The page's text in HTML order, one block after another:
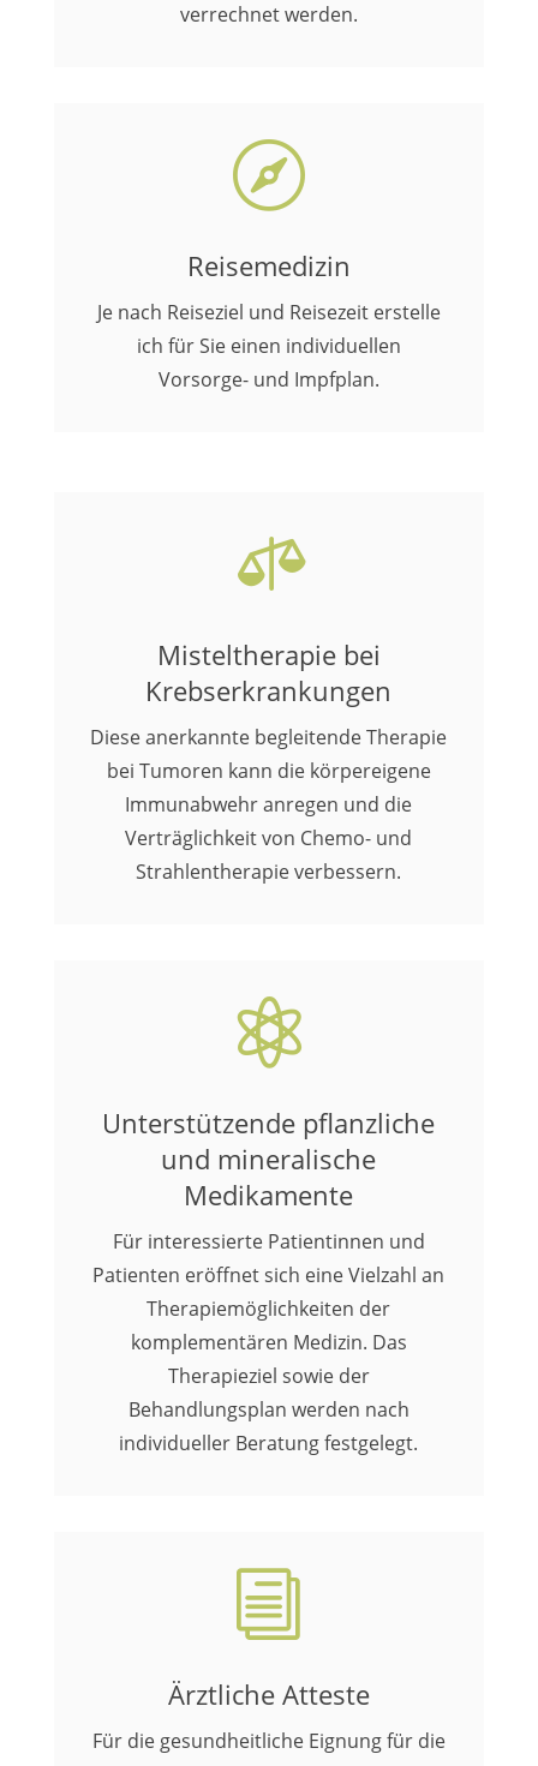
verrechnet werden.

Reisemedizin
Je nach Reiseziel und Reisezeit erstelle
ich für Sie einen individuellen
Vorsorge- und Impfplan.

Misteltherapie bei
Krebserkrankungen
Diese anerkannte begleitende Therapie
bei Tumoren kann die körpereigene
Immunabwehr anregen und die
Verträglichkeit von Chemo- und
Strahlentherapie verbessern.

Unterstützende pflanzliche
und mineralische
Medikamente
Für interessierte Patientinnen und
Patienten eröffnet sich eine Vielzahl an
Therapiemöglichkeiten der
komplementären Medizin. Das
Therapieziel sowie der
Behandlungsplan werden nach
individueller Beratung festgelegt.
i
Ärztliche Atteste
Für die gesundheitliche Eignung für die